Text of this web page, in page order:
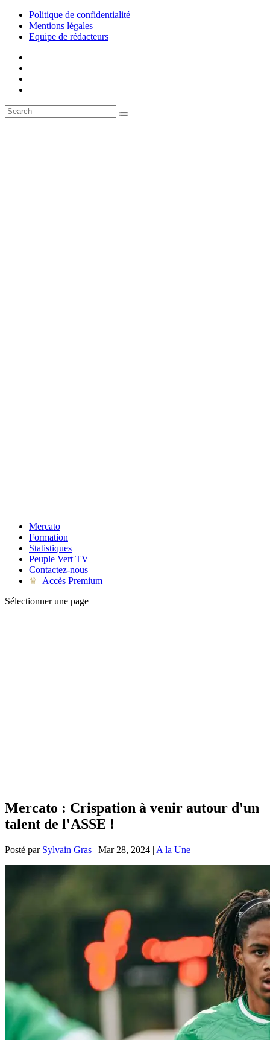
Politique de confidentialité
Mentions légales
Equipe de rédacteurs
Mercato
Formation
Statistiques
Peuple Vert TV
Contactez-nous
♛
Accès Premium
Sélectionner une page
Mercato : Crispation à venir autour d'un
talent de l'ASSE !
Posté par Sylvain Gras | Mar 28, 2024 | A la Une